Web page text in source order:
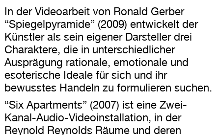
In der Videoarbeit von Ronald Gerber
“Spiegelpyramide” (2009) entwickelt der
Künstler als sein eigener Darsteller drei
Charaktere, die in unterschiedlicher
Ausprägung rationale, emotionale und
esoterische Ideale für sich und ihr
bewusstes Handeln zu formulieren suchen.
“Six Apartments” (2007) ist eine Zwei-
Kanal-Audio-Videoinstallation, in der
Reynold Reynolds Räume und deren